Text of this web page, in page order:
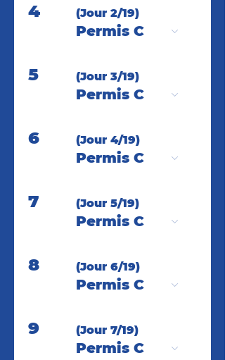
4 (Jour 2/19)
Permis C
5 (Jour 3/19)
Permis C
6 (Jour 4/19)
Permis C
7 (Jour 5/19)
Permis C
8 (Jour 6/19)
Permis C
9 (Jour 7/19)
Permis C